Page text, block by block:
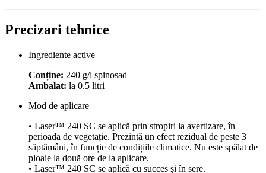
Precizari tehnice
Ingrediente active
Conține: 240 g/l spinosad
Ambalat: la 0.5 litri
Mod de aplicare
• Laser™ 240 SC se aplică prin stropiri la avertizare, în
perioada de vegetație. Prezintă un efect rezidual de peste 3
săptămâni, în funcție de condițiile climatice. Nu este spălat de
ploaie la două ore de la aplicare.
• Laser™ 240 SC se aplică cu succes și în sere.